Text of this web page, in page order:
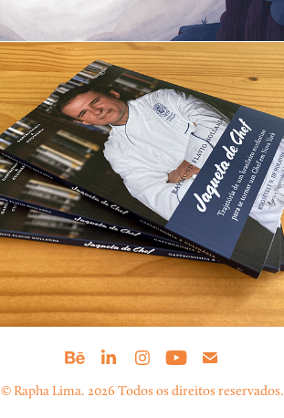
Jaqueta de Chef | Livro
2021
© Rapha Lima. 2026 Todos os direitos reservados.